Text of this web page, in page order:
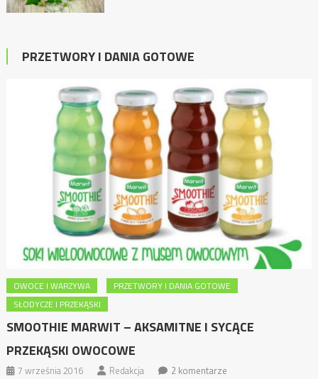
PRZETWORY I DANIA GOTOWE
OWOCE I WARZYWA
PRZETWORY I DANIA GOTOWE
SŁODYCZE I PRZEKĄSKI
SMOOTHIE MARWIT – AKSAMITNE I SYCĄCE
PRZEKĄSKI OWOCOWE
7 września 2016 Redakcja 2 komentarze